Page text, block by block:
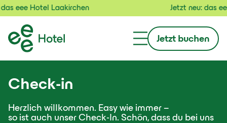
eee Hotel Laakirchen Jetzt neu: das
Jetzt buchen
Check-in
Herzlich willkommen. Easy wie immer –
so ist auch unser Check-In. Schön, dass du bei uns